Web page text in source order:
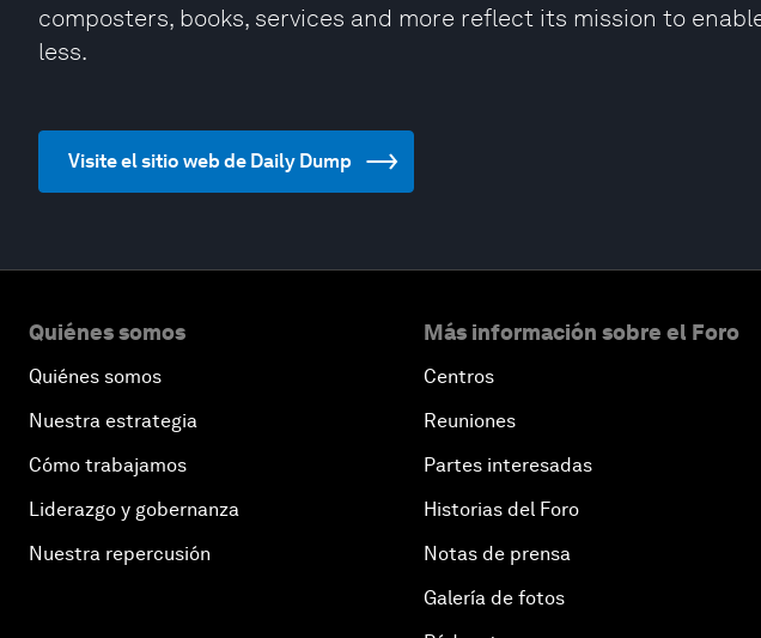
composters, books, services and more reflect its mission to
less.
Visite el sitio web de Daily Dump
Quiénes somos
Quiénes somos
Nuestra estrategia
Cómo trabajamos
Liderazgo y gobernanza
Nuestra repercusión
Más información sobre el Foro
Centros
Reuniones
Partes interesadas
Historias del Foro
Notas de prensa
Galería de fotos